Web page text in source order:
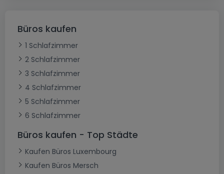
Büros kaufen
1 Schlafzimmer
2 Schlafzimmer
3 Schlafzimmer
4 Schlafzimmer
5 Schlafzimmer
6 Schlafzimmer
Büros kaufen - Top Städte
Kaufen Büros Luxembourg
Kaufen Büros Mersch